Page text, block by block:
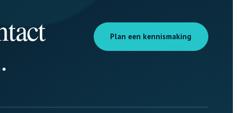
Plan een kennismaking